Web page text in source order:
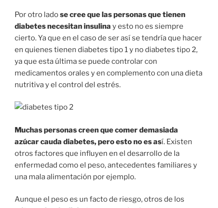
Por otro ladose cree que las personas que tienen
diabetes necesitan insulina y esto no es siempre
cierto. Ya que en el caso de ser así se tendría que hacer
en quienes tienen diabetes tipo 1 y no diabetes tipo 2,
ya que esta última se puede controlar con
medicamentos orales y en complemento con una dieta
nutritiva y el control del estrés.
Muchas personas creen que comer demasiada
azúcar cauda diabetes, pero esto no es así. Existen
otros factores que influyen en el desarrollo de la
enfermedad como el peso, antecedentes familiares y
una mala alimentación por ejemplo.
Aunque el peso es un facto de riesgo, otros de los